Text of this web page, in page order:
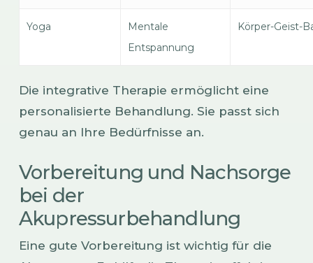
Yoga
Mentale
Entspannung
Körper-Geist-
Die integrative Therapie ermöglicht eine
personalisierte Behandlung. Sie passt sich
genau an Ihre Bedürfnisse an.
Vorbereitung und Nachsorge
bei der
Akupressurbehandlung
Eine gute Vorbereitung ist wichtig für die